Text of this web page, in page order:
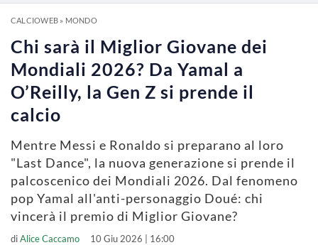
CALCIOWEB» MONDO
Chi sarà il Miglior Giovane dei
Mondiali 2026? Da Yamal a
O’Reilly, la Gen Z si prende il
calcio
Mentre Messi e Ronaldo si preparano al loro
"Last Dance", la nuova generazione si prende il
palcoscenico dei Mondiali 2026. Dal fenomeno
pop Yamal all'anti-personaggio Doué: chi
vincerà il premio di Miglior Giovane?
diAlice Caccamo 10 Giu 2026 | 16:00